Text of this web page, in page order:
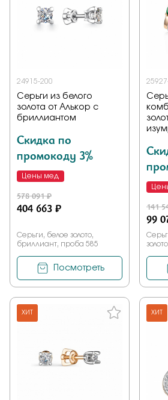
24915-200
Серьги из белого
золота от Алькор с
бриллиантом
Скидка по
промокоду 3%
Цены мед
578 091 ₽
404 663 ₽
Серьги, белое золото,
бриллиант, проба 585
Посмотреть
141
99
ХИТ ХИТ